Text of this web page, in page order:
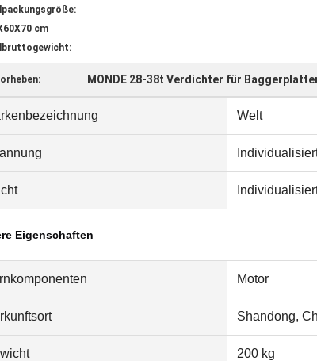
cm
MONDE 28-38t Verdichter für
Welt
Eigenschaften
Motor
Shandong,
200 kg